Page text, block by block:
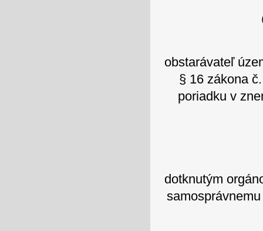
obstarávateľ
§ 16 zákona
poriadku v
dotknutým